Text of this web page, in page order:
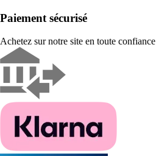
Paiement sécurisé
Achetez sur notre site en toute confiance